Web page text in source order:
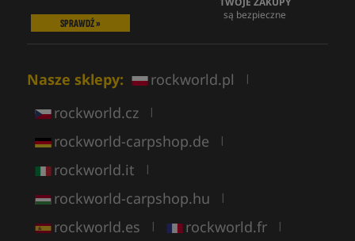
SPRAWDŹ »
są bezpieczne
Nasze sklepy: rockworld.pl |
rockworld.cz |
rockworld-carpshop.de |
rockworld.it |
rockworld-carpshop.hu |
rockworld.es | rockworld.fr |